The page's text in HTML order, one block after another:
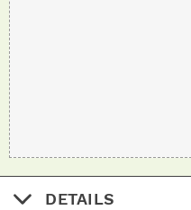
DETAILS